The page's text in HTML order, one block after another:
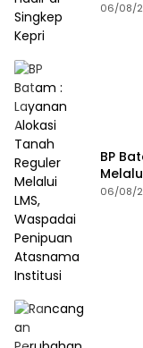
06/08/
BP
06/08/